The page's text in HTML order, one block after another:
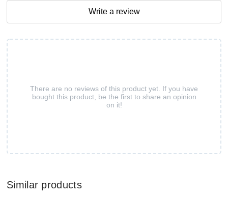
There are no reviews of this product yet. If you have
bought this product, be the first to share an opinion
on it!
Write a review
Similar products